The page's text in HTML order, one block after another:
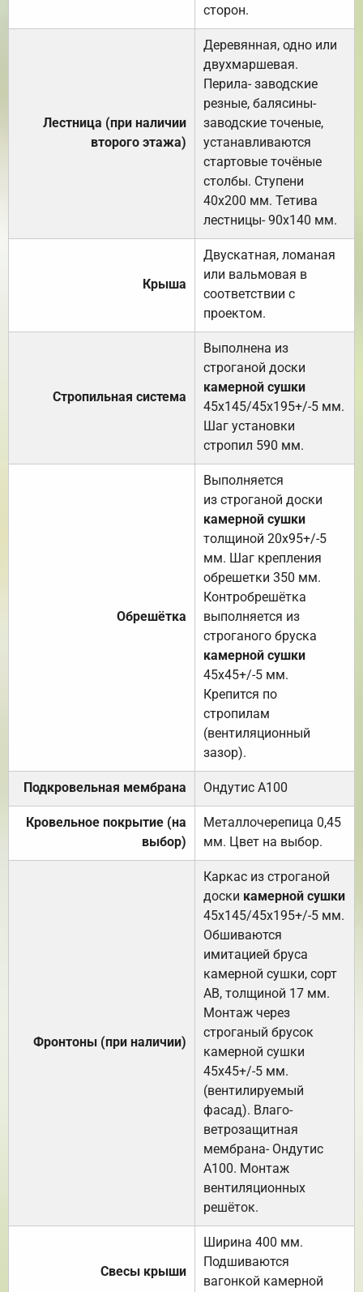
сторон.
Лестница (при наличии
второго этажа)
Деревянная, одно или
двухмаршевая.
Перила- заводские
резные, балясины-
заводские точеные,
устанавливаются
стартовые точёные
столбы. Ступени
40х200 мм. Тетива
лестницы- 90х140 мм.
Крыша
Двускатная, ломаная
или вальмовая в
соответствии с
проектом.
Стропильная система
Выполнена из
строганой доски
камерной сушки
45х145/45х195+/-5 мм.
Шаг установки
стропил 590 мм.
Обрешётка
Выполняется
из строганой доски
камерной сушки
толщиной 20х95+/-5
мм. Шаг крепления
обрешетки 350 мм.
Контробрешётка
выполняется из
строганого бруска
камерной сушки
45х45+/-5 мм.
Крепится по
стропилам
(вентиляционный
зазор).
Подкровельная мембрана Ондутис А100
Кровельное покрытие (на
выбор)
Металлочерепица 0,45
мм. Цвет на выбор.
Фронтоны (при наличии)
Каркас из строганой
доски камерной сушки
45х145/45х195+/-5 мм.
Обшиваются
имитацией бруса
камерной сушки, сорт
АВ, толщиной 17 мм.
Монтаж через
строганый брусок
камерной сушки
45х45+/-5 мм.
(вентилируемый
фасад). Влаго-
ветрозащитная
мембрана- Ондутис
А100. Монтаж
вентиляционных
решёток.
Свесы крыши
Ширина 400 мм.
Подшиваются
вагонкой камерной